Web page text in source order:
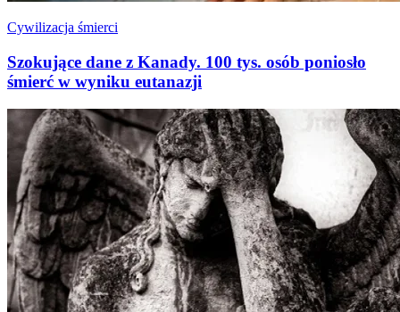
Cywilizacja śmierci
Szokujące dane z Kanady. 100 tys. osób poniosło
śmierć w wyniku eutanazji